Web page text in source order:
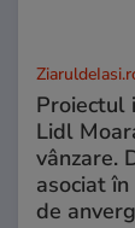
Proiectul
Lidl
vânzare.
asociat
de